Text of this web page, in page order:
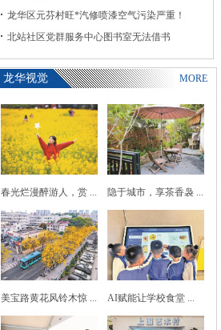
龙华区元芬村旺*汽修喷漆空气污染严重！
北站社区党群服务中心图书室无法借书
龙华视觉 MORE
春光烂漫醉游人，赏 ... 隐于城市，享茶香袅 ...
美宝路黄花风铃木惊 ... AI赋能让学校食堂 ...